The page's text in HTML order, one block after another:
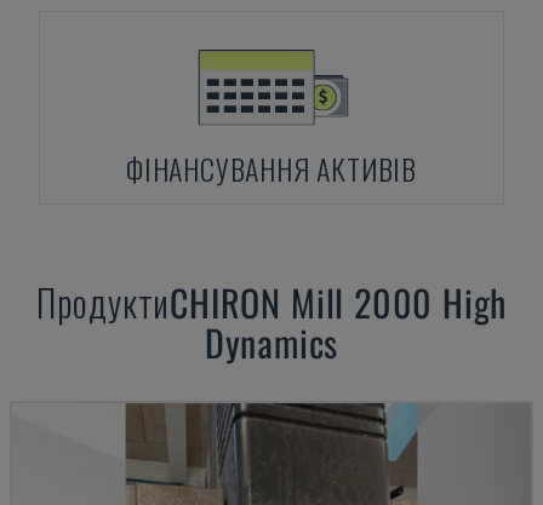
ФІНАНСУВАННЯ АКТИВІВ
ПродуктиCHIRON Mill 2000 High
Dynamics